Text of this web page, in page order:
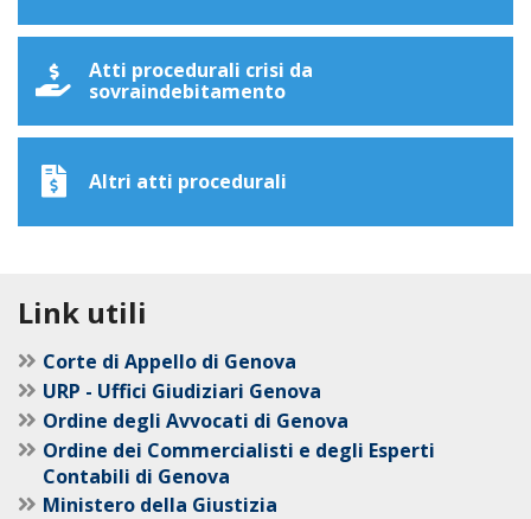
Atti procedurali crisi da
sovraindebitamento
Altri atti procedurali
Link utili
Corte di Appello di Genova
URP - Uffici Giudiziari Genova
Ordine degli Avvocati di Genova
Ordine dei Commercialisti e degli Esperti
Contabili di Genova
Ministero della Giustizia